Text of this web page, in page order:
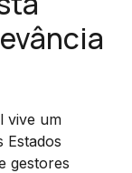
vive um
Estados
gestores